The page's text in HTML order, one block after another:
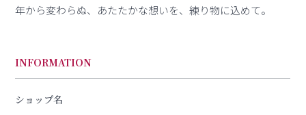
年から変わらぬ、あたたかな想いを、練り物に込めて。
INFORMATION
ショップ名